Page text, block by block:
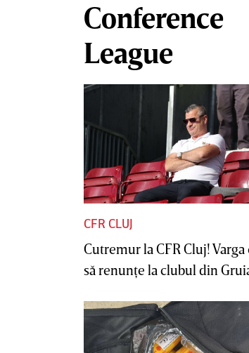
Conference
League
CFR CLUJ
Cutremur la CFR Cluj! Varga
să renunţe la clubul din